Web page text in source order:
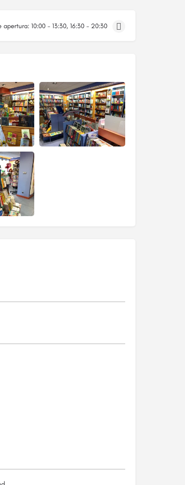
apertura: 10:00 - 13:30, 16:30 - 20:30